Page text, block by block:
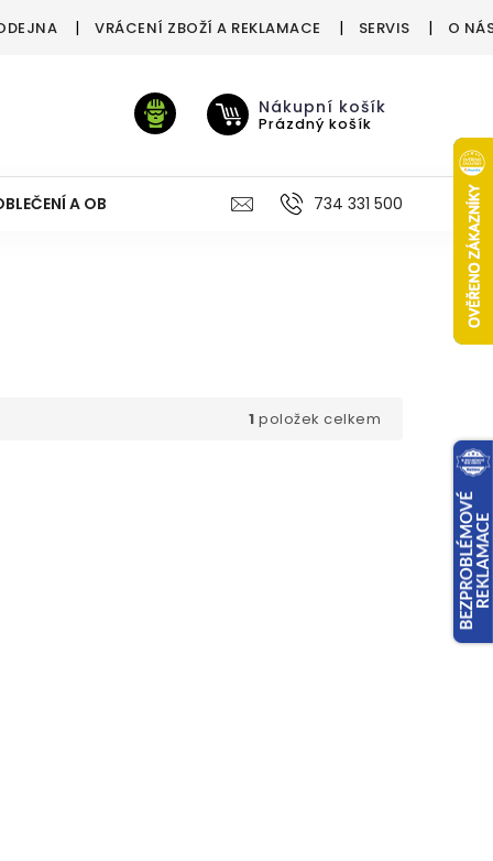
VRÁCENÍ ZBOŽÍ A REKLAMACE SERVIS O
Nákupní košík
Prázdný košík
A OBUV VÝŽIVA VÝPRODEJ %
734 331 500
1 položek celkem